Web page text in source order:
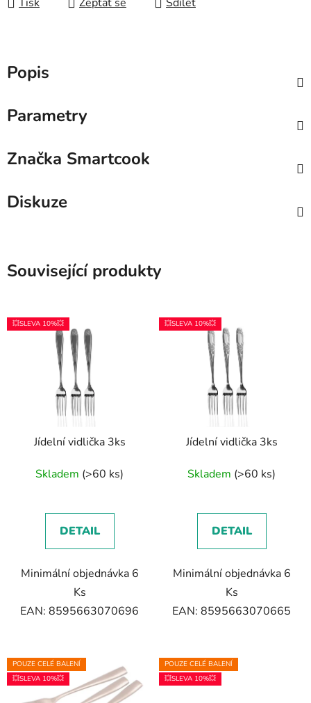
Popis
Parametry
Značka Smartcook
Diskuze
Související produkty
💥SLEVA 10%💥
Jídelní vidlička 3ks
Skladem (>60 ks)
DETAIL
Minimální objednávka 6
Ks
EAN: 8595663070696
💥SLEVA 10%💥
Jídelní vidlička 3ks
Skladem (>60 ks)
DETAIL
Minimální objednávka 6
Ks
EAN: 8595663070665
POUZE CELÉ BALENÍ
💥SLEVA 10%💥
POUZE CELÉ BALENÍ
💥SLEVA 10%💥